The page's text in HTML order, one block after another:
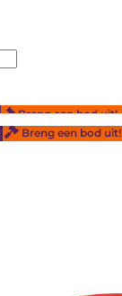
Breng een bod uit!
Breng een bod uit!